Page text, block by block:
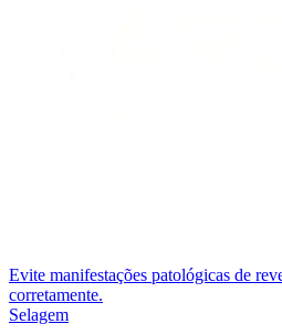
Evite manifestações patológicas de
corretamente.
Selagem